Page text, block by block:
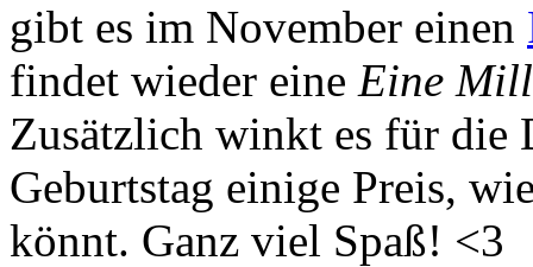
gibt es im November einen
findet wieder eine Eine
Zusätzlich winkt es für die
Geburtstag einige Preis,
könnt. Ganz viel Spaß! <3